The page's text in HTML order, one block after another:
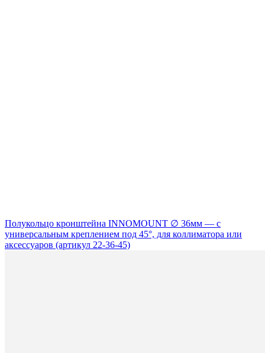
Полукольцо кронштейна INNOMOUNT ∅ 36мм — с
универсальным креплением под 45°, для коллиматора или
аксессуаров (артикул 22-36-45)